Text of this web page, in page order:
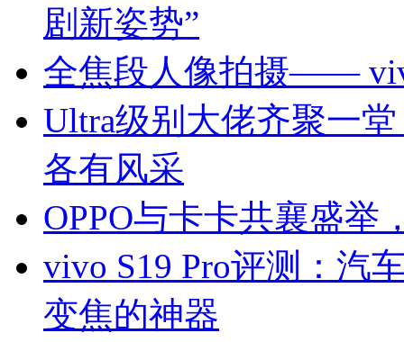
剧新姿势”
全焦段人像拍摄——
Ultra级别大佬齐聚一
各有风采
OPPO与卡卡共襄盛举
vivo S19 Pro评测：汽
变焦的神器